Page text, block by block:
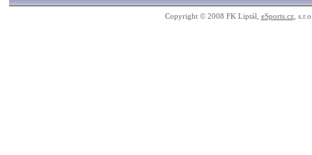
Copyright © 2008 FK Liptál, eSports.cz,